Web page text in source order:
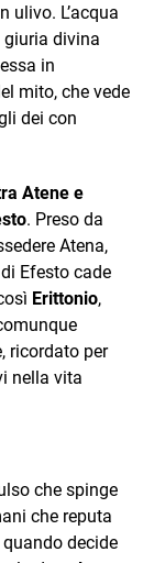
ulivo. L’acqua
giuria divina
in
mito, che vede
dei con
Atene e
. Preso da
Atena,
Efesto cade
Erittonio,
ricordato per
nella vita
che spinge
che reputa
decide